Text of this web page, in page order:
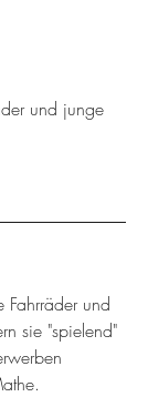
und junge
Fahrräder und
sie "spielend"